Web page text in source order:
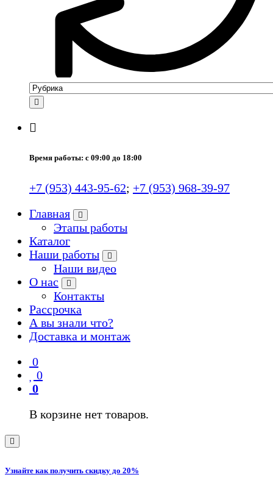
Время работы: с 09:00 до 18:00
+7 (953) 443-95-62; +7 (953) 968-39-97
Главная
Этапы работы
Каталог
Наши работы
Наши видео
О нас
Контакты
Рассрочка
А вы знали что?
Доставка и монтаж
0
0
0
В корзине нет товаров.
Узнайте как получить скидку до 20%